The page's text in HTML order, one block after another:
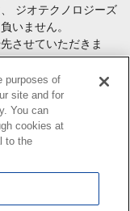
ジオテクノロジーズ
いません。
させていただきま
す）の際には、内容
な説明を受け、ご自
動産業務ソリューシ
こちら
purposes of
site and for
You can
cookies at
to the